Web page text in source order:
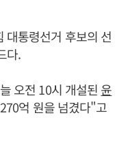
대통령선거 후보의 선
다.
오전 10시 개설된 윤
억 원을 넘겼다"고